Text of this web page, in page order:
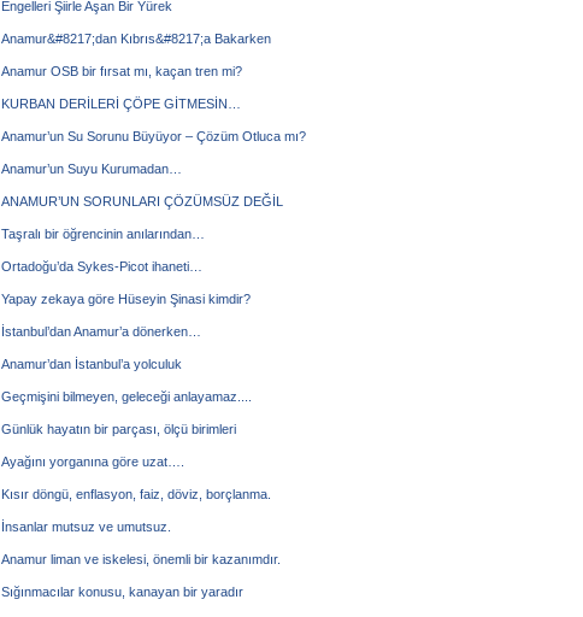
Engelleri Şiirle Aşan Bir Yürek
Anamur&#8217;dan Kıbrıs&#8217;a Bakarken
Anamur OSB bir fırsat mı, kaçan tren mi?
KURBAN DERİLERİ ÇÖPE GİTMESİN…
Anamur’un Su Sorunu Büyüyor – Çözüm Otluca mı?
Anamur’un Suyu Kurumadan…
ANAMUR’UN SORUNLARI ÇÖZÜMSÜZ DEĞİL
Taşralı bir öğrencinin anılarından…
Ortadoğu’da Sykes-Picot ihaneti…
Yapay zekaya göre Hüseyin Şinasi kimdir?
İstanbul’dan Anamur’a dönerken…
Anamur’dan İstanbul’a yolculuk
Geçmişini bilmeyen, geleceği anlayamaz....
Günlük hayatın bir parçası, ölçü birimleri
Ayağını yorganına göre uzat….
Kısır döngü, enflasyon, faiz, döviz, borçlanma.
İnsanlar mutsuz ve umutsuz.
Anamur liman ve iskelesi, önemli bir kazanımdır.
Sığınmacılar konusu, kanayan bir yaradır